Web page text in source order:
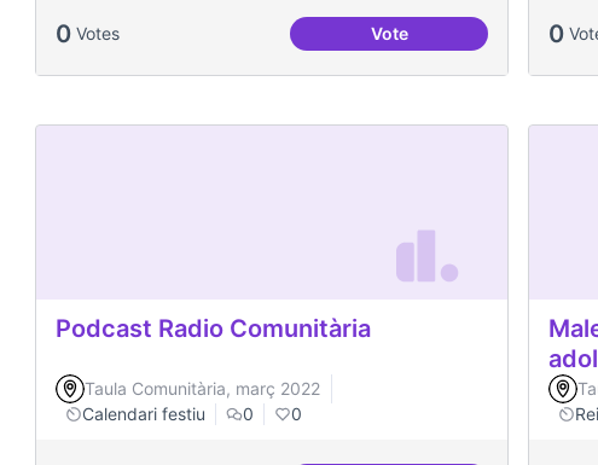
0 Votes VoteHelp with audio visual
0
Podcast Radio Comunitària
Taula Comunitària, març 2022
Calendari festiu
0 0